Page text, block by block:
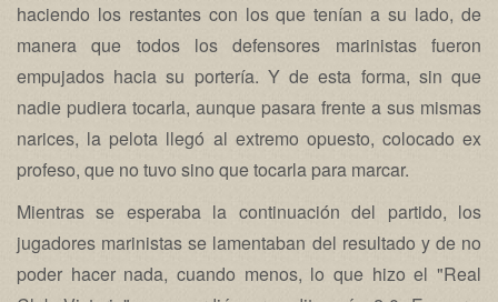
haciendo los restantes con los que tenían a su lado, de
manera que todos los defensores marinistas fueron
empujados hacia su portería. Y de esta forma, sin que
nadie pudiera tocarla, aunque pasara frente a sus mismas
narices, la pelota llegó al extremo opuesto, colocado ex
profeso, que no tuvo sino que tocarla para marcar.
Mientras se esperaba la continuación del partido, los
jugadores marinistas se lamentaban del resultado y de no
poder hacer nada, cuando menos, lo que hizo el "Real